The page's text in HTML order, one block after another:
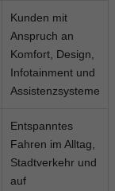
Kunden mit
Anspruch an
Komfort, Design,
Infotainment und
Assistenzsysteme
Entspanntes
Fahren im Alltag,
Stadtverkehr und
auf